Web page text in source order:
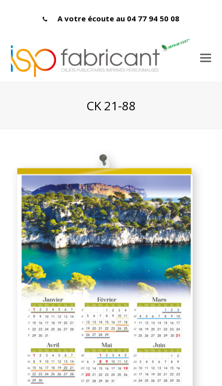
A votre écoute au 04 77 94 50 08
CK 21-88